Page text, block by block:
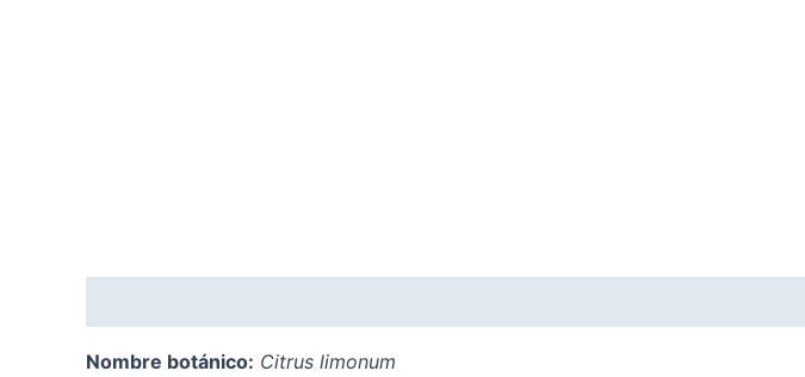
Nombre botánico: Citrus limonum